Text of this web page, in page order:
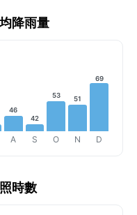
降雨量
46
A
42
S
53
O
51
N
69
D
時數